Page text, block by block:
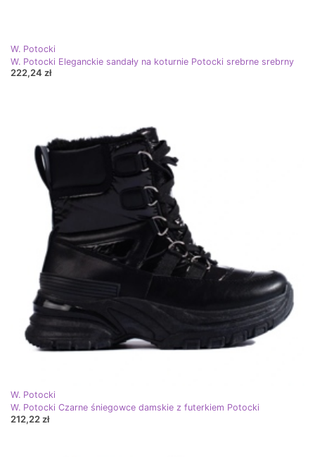
W. Potocki
W. Potocki Eleganckie sandały na koturnie Potocki srebrne srebrny
222,24 zł
W. Potocki
W. Potocki Czarne śniegowce damskie z futerkiem Potocki
212,22 zł